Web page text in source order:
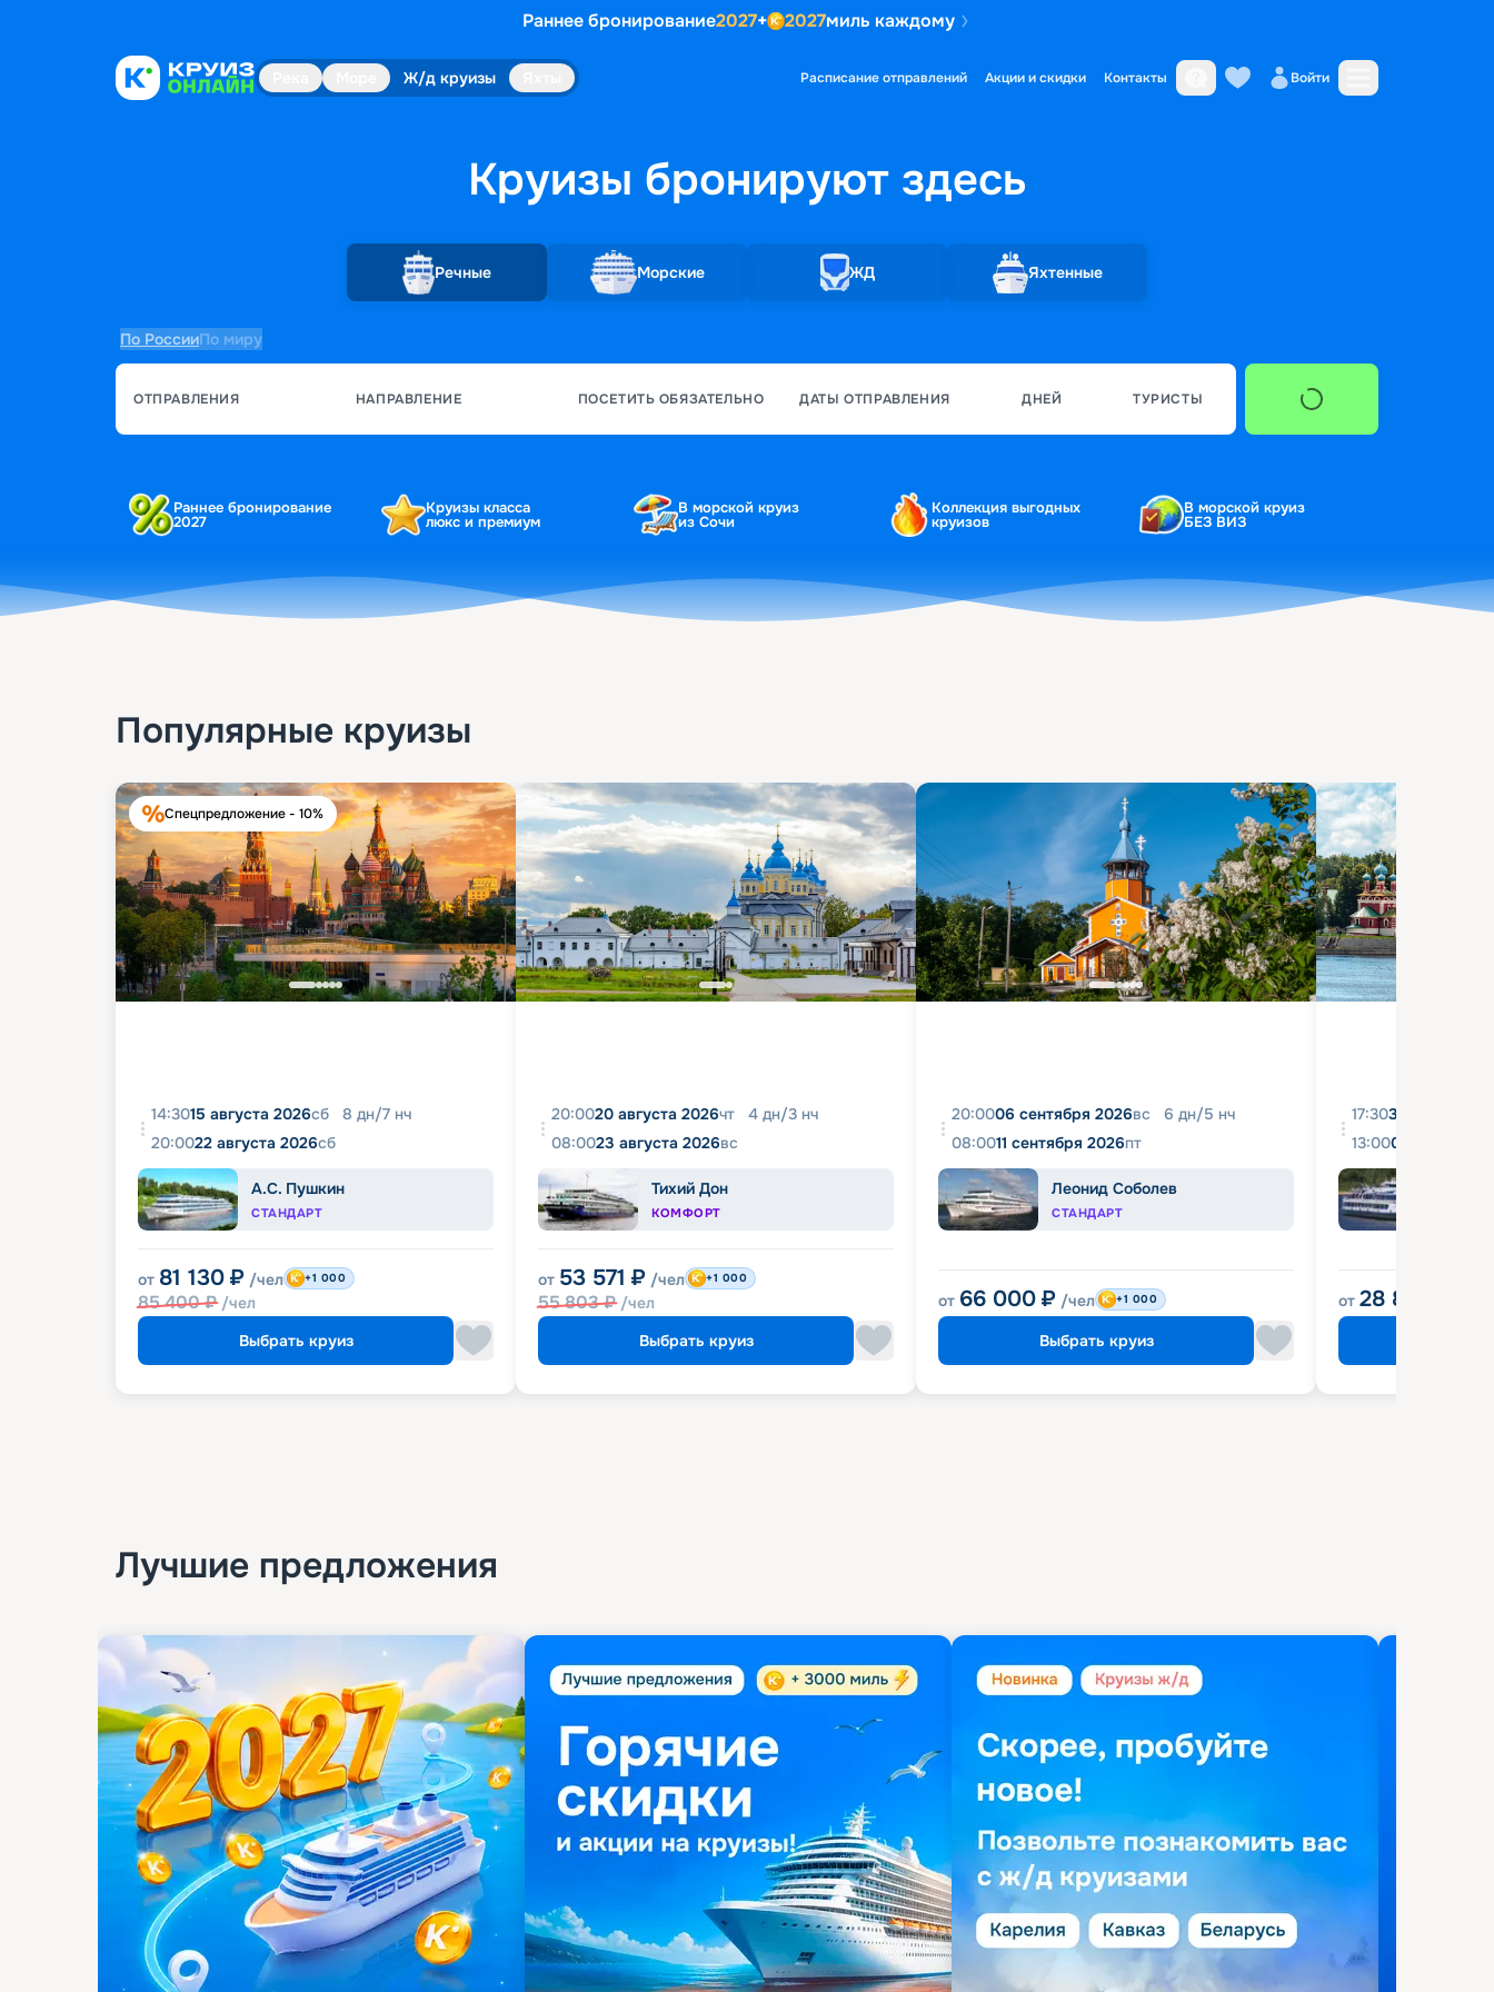
Раннее бронирование2027+ 2027миль каждому
Ж/д круизы Расписание отправлений Акции и скидки Контакты Войти
Круизы бронируютздесь
Речные Морские ЖД Яхтенные
По РоссииПо миру
ОТПРАВЛЕНИЯ НАПРАВЛЕНИЕ ПОСЕТИТЬ ОБЯЗАТЕЛЬНО ДАТЫ ОТПРАВЛЕНИЯ ДНЕЙ ТУРИСТЫ
Раннее бронирование
2027
Круизы класса
люкс и премиум
В морской круиз
из Сочи
Коллекция выгодных
круизов
В морской круиз
БЕЗ ВИЗ
Популярные круизы
Спецпредложение - 10%
14:3015 августа 2026сб 8 дн/7 нч
20:0022 августа 2026сб
А.С. Пушкин
СТАНДАРТ
от 81 130 ₽ /чел
85 400₽ /чел
+1 000
Выбрать круиз
20:0020 августа 2026чт 4 дн/3 нч
08:0023 августа 2026вс
Тихий Дон
КОМФОРТ
от 53 571 ₽ /чел
55 803₽ /чел
+1 000
Выбрать круиз
20:0006 сентября 2026вс 6 дн/5 нч
08:0011 сентября 2026пт
Леонид Соболев
СТАНДАРТ
от 66 000 ₽ /чел +1 000
Выбрать круиз
17:3031 августа
13:0004 сентября
от 28 800
Лучшие предложения